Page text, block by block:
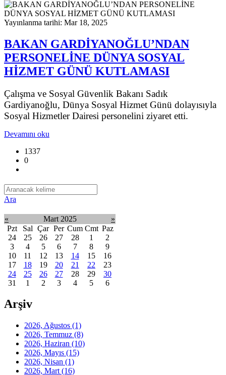
Yayınlanma tarihi: Mar 18, 2025
BAKAN GARDİYANOĞLU’NDAN
PERSONELİNE DÜNYA SOSYAL
HİZMET GÜNÜ KUTLAMASI
Çalışma ve Sosyal Güvenlik Bakanı Sadık
Gardiyanoğlu, Dünya Sosyal Hizmet Günü dolayısıyla
Sosyal Hizmetler Dairesi personelini ziyaret etti.
Devamını oku
1337
0
Ara
« Mart 2025
»
Pzt
Sal Çar Per Cum Cmt Paz
24
25 26 27 28 1
2
3
4 5 6 7 8
9
10
11 12 13 14 15
16
17
18 19 20 21 22
23
24
25 26 27 28 29
30
31
1 2 3 4 5 6
Arşiv
2026, Ağustos (1)
2026, Temmuz (8)
2026, Haziran (10)
2026, Mayıs (15)
2026, Nisan (1)
2026, Mart (16)